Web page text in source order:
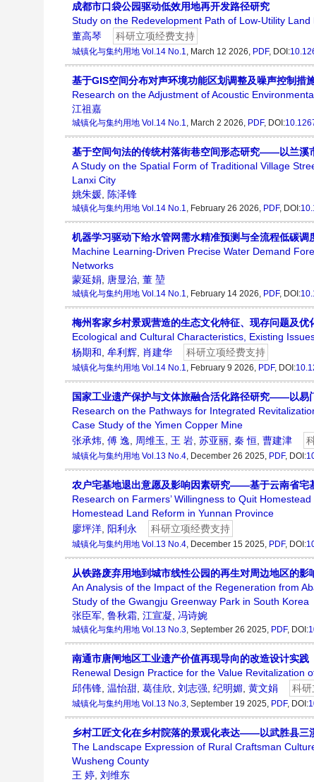
成都市口袋公园驱动低效用地再开发路径研究
Study on the Redevelopment Path of Low-Utility
董高琴
科研立项经费支持
城镇化与集约用地 Vol.14 No.1, March 12 2026, PDF, DOI:
基于GIS空间分布对声环境功能区划调整及噪声控制措
Research on the Adjustment of Acoustic
江祖嘉
城镇化与集约用地 Vol.14 No.1, March 2 2026, PDF, DOI:
基于空间句法的传统村落街巷空间形态研究——以兰溪
A Study on the Spatial Form of Traditional Village
Lanxi City
姚朱媛, 陈泽锋
城镇化与集约用地 Vol.14 No.1, February 26 2026, PDF, DOI:
机器学习驱动下给水管网需水精准预测与全流程低碳调
Machine Learning-Driven Precise Water Demand
Networks
蒙延娟, 唐显治, 董 堃
城镇化与集约用地 Vol.14 No.1, February 14 2026, PDF, DOI:
梅州客家乡村景观营造的生态文化特征、现存问题及优
Ecological and Cultural Characteristics, Existing
杨期和, 牟利辉, 肖建华 科研立项经费支持
城镇化与集约用地 Vol.14 No.1, February 9 2026, PDF, DOI:
国家工业遗产保护与文体旅融合活化路径研究——以易
Research on the Pathways for Integrated
Case Study of the Yimen Copper Mine
张承炜, 傅 逸, 周维玉, 王 岩, 苏亚丽, 秦 恒, 曹建津
城镇化与集约用地 Vol.13 No.4, December 26 2025, PDF, DOI:
农户宅基地退出意愿及影响因素研究——基于云南省宅
Research on Farmers’ Willingness to Quit
Homestead Land Reform in Yunnan Province
廖坪洋, 阳利永 科研立项经费支持
城镇化与集约用地 Vol.13 No.4, December 15 2025, PDF, DOI:
从铁路废弃用地到城市线性公园的再生对周边地区的
An Analysis of the Impact of the Regeneration from
Study of the Gwangju Greenway Park in South Korea
张臣军, 鲁秋霜, 江宣凝, 冯诗婉
城镇化与集约用地 Vol.13 No.3, September 26 2025, PDF, DOI:
南通市唐闸地区工业遗产价值再现导向的改造设计实践
Renewal Design Practice for the Value Revitalization
邱伟锋, 温怡甜, 葛佳欣, 刘志强, 纪明媚, 黄文娟 科研
城镇化与集约用地 Vol.13 No.3, September 19 2025, PDF, DOI:
乡村工匠文化在乡村院落的景观化表达——以武胜县三
The Landscape Expression of Rural Craftsman
Wusheng County
王 婷, 刘维东